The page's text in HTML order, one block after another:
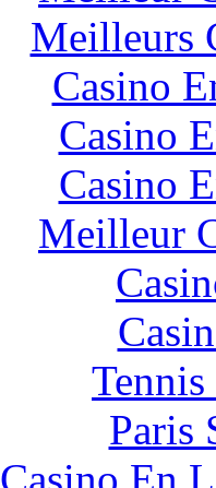
Meilleurs
Casino
Casino
Casino
Meilleur
Paris
Casino En